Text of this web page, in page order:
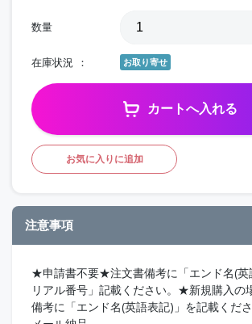
数量
在庫状況 お取り寄せ
カートへ入れる
お気に入りに追加
注意事項
★申請書不要★注文書備考に「エンド名(英
リアル番号」記載ください。★新規購入の
備考に「エンド名(英語表記)」を記載くだ